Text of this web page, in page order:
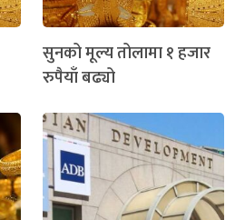
सुनको मूल्य तोलामा १ हजार
रुपैयाँ बढ्यो